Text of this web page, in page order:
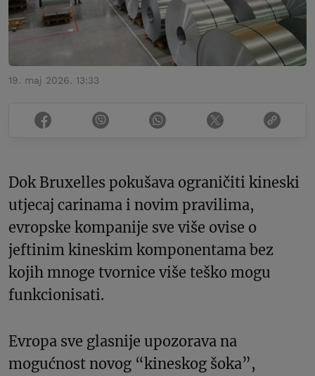
19. maj 2026. 13:33
Dok Bruxelles pokušava ograničiti kineski
utjecaj carinama i novim pravilima,
evropske kompanije sve više ovise o
jeftinim kineskim komponentama bez
kojih mnoge tvornice više teško mogu
funkcionisati.
Evropa sve glasnije upozorava na
mogućnost novog “kineskog šoka”,